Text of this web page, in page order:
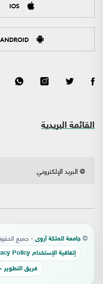
IOS
ANDROID
القائمة البريدية
© جامعة الملكة أروى - جميع الحقوق
إتفاقية الإستخدام Privacy Policy
فريق التطوير